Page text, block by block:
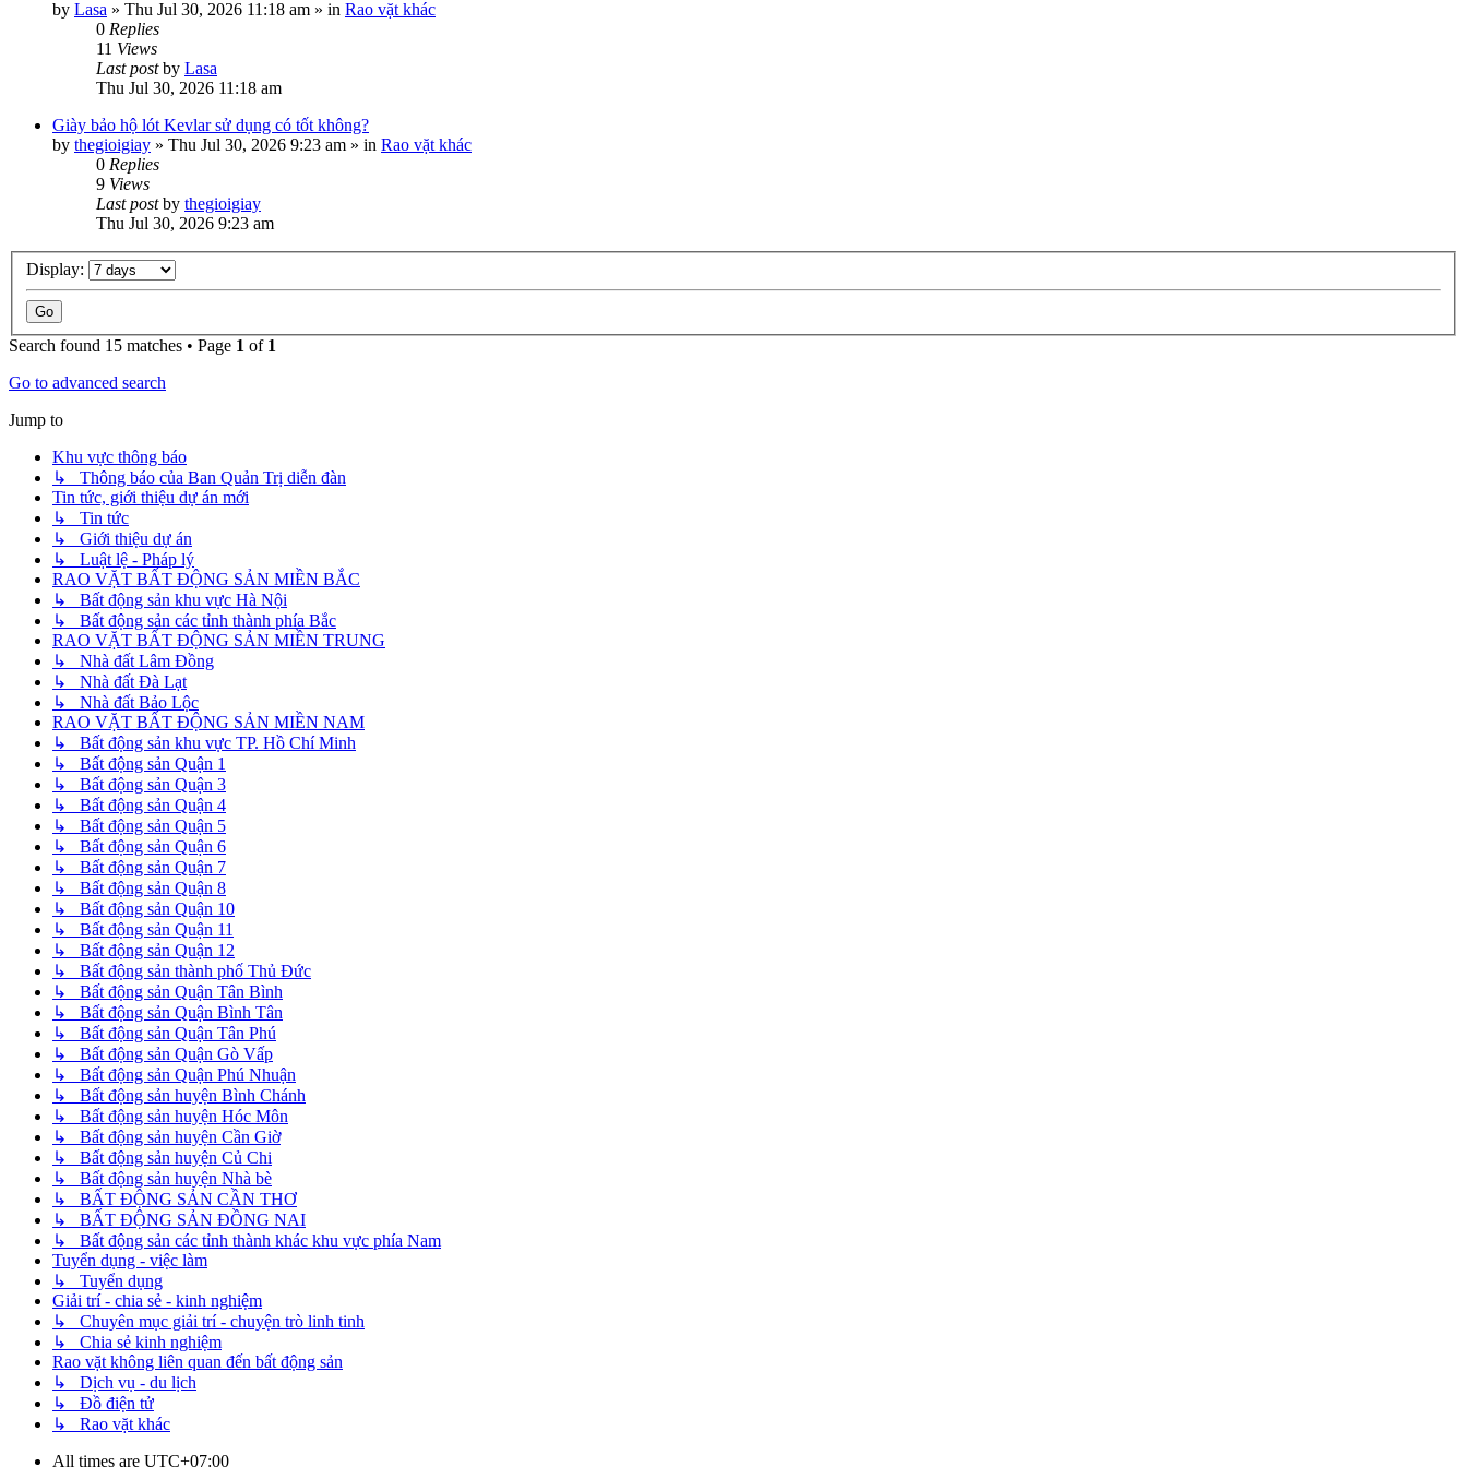
by Lasa » Thu Jul 30, 2026 11:18 am » in Rao vặt khác
0 Replies
11 Views
Last postby Lasa
Thu Jul 30, 2026 11:18 am
Giày bảo hộ lót Kevlar sử dụng có tốt không?
by thegioigiay » Thu Jul 30, 2026 9:23 am » in Rao vặt khác
0 Replies
9 Views
Last postby thegioigiay
Thu Jul 30, 2026 9:23 am
Display:
Search found 15 matches • Page 1 of 1
Go to advanced search
Jump to
Khu vực thông báo
↳ Thông báo của Ban Quản Trị diễn đàn
Tin tức, giới thiệu dự án mới
↳ Tin tức
↳ Giới thiệu dự án
↳ Luật lệ - Pháp lý
RAO VẶT BẤT ĐỘNG SẢN MIỀN BẮC
↳ Bất động sản khu vực Hà Nội
↳ Bất động sản các tỉnh thành phía Bắc
RAO VẶT BẤT ĐỘNG SẢN MIỀN TRUNG
↳ Nhà đất Lâm Đồng
↳ Nhà đất Đà Lạt
↳ Nhà đất Bảo Lộc
RAO VẶT BẤT ĐỘNG SẢN MIỀN NAM
↳ Bất động sản khu vực TP. Hồ Chí Minh
↳ Bất động sản Quận 1
↳ Bất động sản Quận 3
↳ Bất động sản Quận 4
↳ Bất động sản Quận 5
↳ Bất động sản Quận 6
↳ Bất động sản Quận 7
↳ Bất động sản Quận 8
↳ Bất động sản Quận 10
↳ Bất động sản Quận 11
↳ Bất động sản Quận 12
↳ Bất động sản thành phố Thủ Đức
↳ Bất động sản Quận Tân Bình
↳ Bất động sản Quận Bình Tân
↳ Bất động sản Quận Tân Phú
↳ Bất động sản Quận Gò Vấp
↳ Bất động sản Quận Phú Nhuận
↳ Bất động sản huyện Bình Chánh
↳ Bất động sản huyện Hóc Môn
↳ Bất động sản huyện Cần Giờ
↳ Bất động sản huyện Củ Chi
↳ Bất động sản huyện Nhà bè
↳ BẤT ĐỘNG SẢN CẦN THƠ
↳ BẤT ĐỘNG SẢN ĐỒNG NAI
↳ Bất động sản các tỉnh thành khác khu vực phía Nam
Tuyển dụng - việc làm
↳ Tuyển dụng
Giải trí - chia sẻ - kinh nghiệm
↳ Chuyên mục giải trí - chuyện trò linh tinh
↳ Chia sẻ kinh nghiệm
Rao vặt không liên quan đến bất động sản
↳ Dịch vụ - du lịch
↳ Đồ điện tử
↳ Rao vặt khác
All times are UTC+07:00